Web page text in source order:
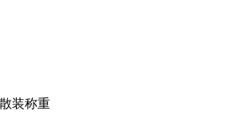
装称重